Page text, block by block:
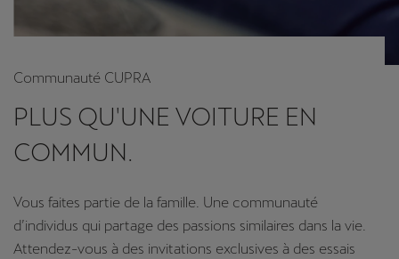
Communauté CUPRA
PLUS QU'UNE VOITURE EN
COMMUN.
Vous faites partie de la famille. Une communauté
d’individus qui partage des passions similaires dans la vie.
Attendez-vous à des invitations exclusives à des essais